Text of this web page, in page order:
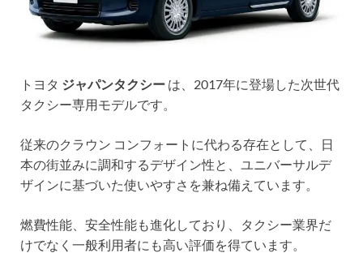
トヨタ ジャパンタクシー は、2017年に登場した次世代
タクシー専用モデルです。
従来のクラウン コンフォートに代わる存在として、日
本の街並みに調和するデザイン性と、ユニバーサルデ
ザインに基づいた使いやすさを兼ね備えています。
燃費性能、安全性能も進化しており、タクシー業界だ
けでなく一般利用者にも高い評価を得ています。